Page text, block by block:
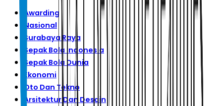
Awarding
Nasional
Surabaya Raya
Sepak Bola Indonesia
Sepak Bola Dunia
Ekonomi
Oto Dan Tekno
Arsitektur Dan Desain